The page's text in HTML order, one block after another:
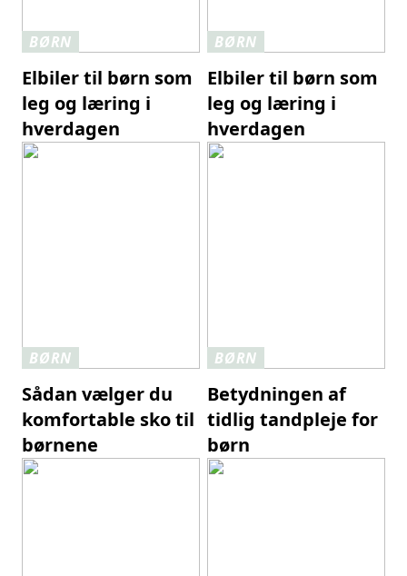
BØRN
Elbiler til børn som
leg og læring i
hverdagen
BØRN
Elbiler til børn som
leg og læring i
hverdagen
BØRN
Sådan vælger du
komfortable sko til
børnene
BØRN
Betydningen af
tidlig tandpleje for
børn